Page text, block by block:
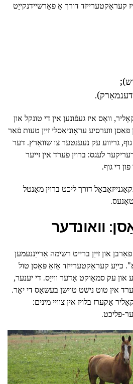
קעראַקטערייזד דורך אַ פאַרשיידנקייַט
וואָס איז געפֿונען אין די טונקל און
ווערסיע עראָוניאַסלי זייַן טעות פֿאַר
גריווע עק נעענטער צו שוואַרץ. דער
לעגס: ברוין פערד אין זייער
די גוף.
דורך ליכט ברוין מאַנטל
טאָנעס.
וואונדער
און זייַן ברייט רשימה אַרייַננעמען
כייַע קעראַקטערייזד אַזאַ פּאַסן טול
און עק סמאָוקט אָדער ווייַס. די יענער,
אין טוט נישט טוישן בעשאַס די יאָר.
אַקערז בלויז אין צוויי מינים:
פליכט.